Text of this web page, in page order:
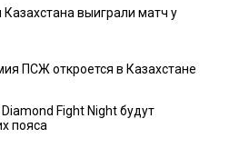
выиграли матч у
ПСЖ откроется в Казахстане
Fight Night будут
пояса